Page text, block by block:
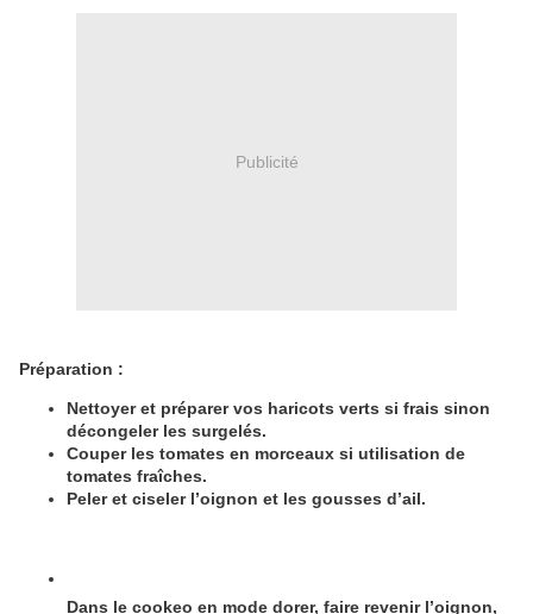
Publicité
Préparation :
Nettoyer et préparer vos haricots verts si frais sinon
décongeler les surgelés.
Couper les tomates en morceaux si utilisation de
tomates fraîches.
Peler et ciseler l’oignon et les gousses d’ail.
Dans le cookeo en mode dorer, faire revenir l’oignon,